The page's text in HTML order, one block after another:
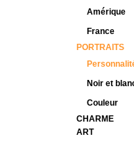
Amérique
France
PORTRAITS
Noir et
Couleur
CHARME
ART